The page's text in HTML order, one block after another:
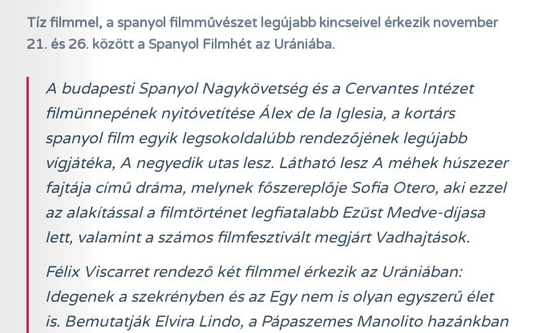
Tíz filmmel, a spanyol filmművészet legújabb kincseivel érkezik november
21. és 26. között a Spanyol Filmhét az Urániába.
A budapesti Spanyol Nagykövetség és a Cervantes Intézet
filmünnepének nyitóvetítése Álex de la Iglesia, a kortárs
spanyol film egyik legsokoldalúbb rendezőjének legújabb
vígjátéka, A negyedik utas lesz. Látható lesz A méhek húszezer
fajtája című dráma, melynek főszereplője Sofia Otero, aki ezzel
az alakítással a filmtörténet legfiatalabb Ezüst Medve-díjasa
lett, valamint a számos filmfesztivált megjárt Vadhajtások.
Félix Viscarret rendező két filmmel érkezik az Urániában:
Idegenek a szekrényben és az Egy nem is olyan egyszerű élet
is. Bemutatják Elvira Lindo, a Pápaszemes Manolito hazánkban